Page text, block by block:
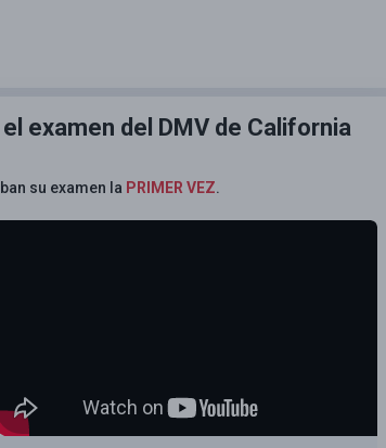
examen del DMV de California
su examen la PRIMER VEZ.